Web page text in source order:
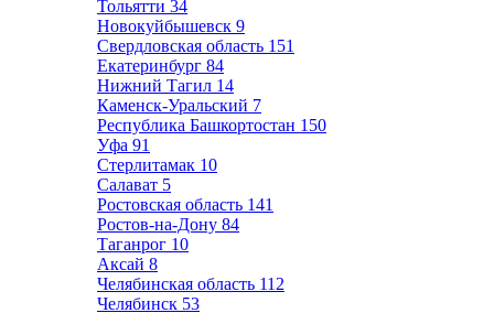
Тольятти 34
Новокуйбышевск 9
Свердловская область 151
Екатеринбург 84
Нижний Тагил 14
Каменск-Уральский 7
Республика Башкортостан 150
Уфа 91
Стерлитамак 10
Салават 5
Ростовская область 141
Ростов-на-Дону 84
Таганрог 10
Аксай 8
Челябинская область 112
Челябинск 53